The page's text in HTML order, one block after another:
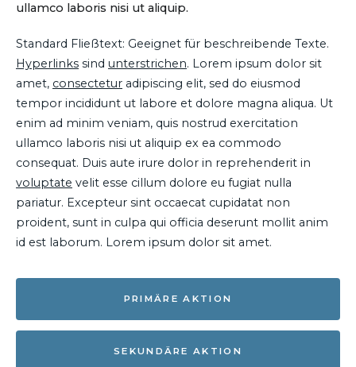
ullamco laboris nisi ut aliquip.
Standard Fließtext: Geeignet für beschreibende Texte.
Hyperlinks sind unterstrichen. Lorem ipsum dolor sit
amet, consectetur adipiscing elit, sed do eiusmod
tempor incididunt ut labore et dolore magna aliqua. Ut
enim ad minim veniam, quis nostrud exercitation
ullamco laboris nisi ut aliquip ex ea commodo
consequat. Duis aute irure dolor in reprehenderit in
voluptate velit esse cillum dolore eu fugiat nulla
pariatur. Excepteur sint occaecat cupidatat non
proident, sunt in culpa qui officia deserunt mollit anim
id est laborum. Lorem ipsum dolor sit amet.
PRIMÄRE AKTION
SEKUNDÄRE AKTION